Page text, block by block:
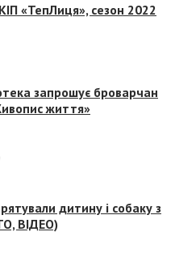
«ТепЛиця», сезон 2022
запрошує броварчан
життя»
дитину і собаку з
ВІДЕО)